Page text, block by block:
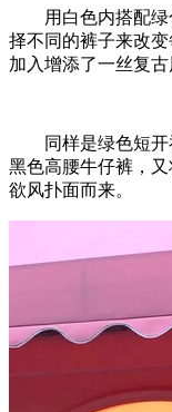
用白色内搭配绿
择不同的裤子来改
加入增添了一丝复古
同样是绿色短开
黑色高腰牛仔裤，
欲风扑面而来。